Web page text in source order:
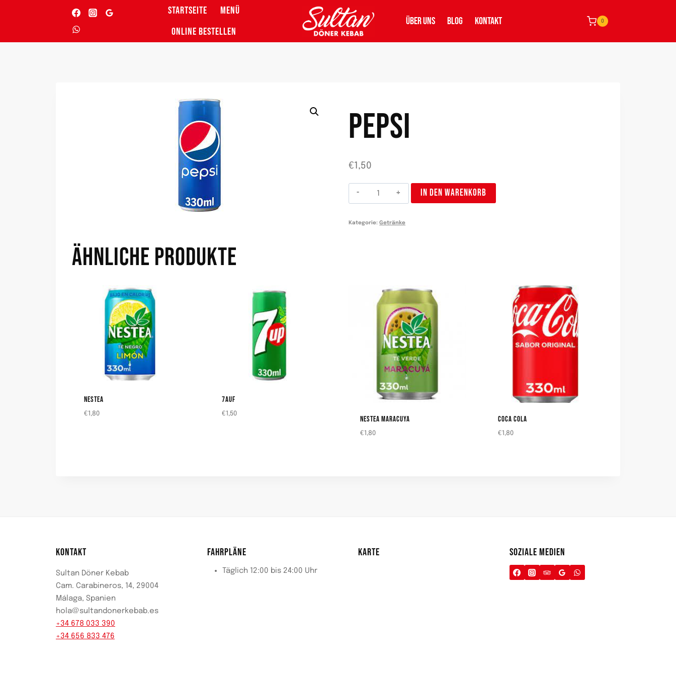
STARTSEITE
MENÜ
ONLINE BESTELLEN
ÜBER UNS BLOG KONTAKT 0
PEPSI
€1,50
Pepsi
Menge
IN DEN WARENKORB
Kategorie:Getränke
ÄHNLICHE PRODUKTE
NESTEA
€1,80
7AUF
€1,50
NESTEA MARACUYA
€1,80
COCA COLA
€1,80
KONTAKT
Sultan Döner Kebab
Cam. Carabineros, 14, 29004
Málaga, Spanien
hola@sultandonerkebab.es
+34 678 033 390
+34 656 833 476
FAHRPLÄNE
Täglich 12:00 bis 24:00 Uhr
KARTE SOZIALE MEDIEN